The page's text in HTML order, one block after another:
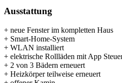
Ausstattung
+ neue Fenster im kompletten Haus
+ Smart-Home-System
+ WLAN installiert
+ elektrische Rollläden mit App
+ 2 von 3 Bädern erneuert
+ Heizkörper teilweise erneuert